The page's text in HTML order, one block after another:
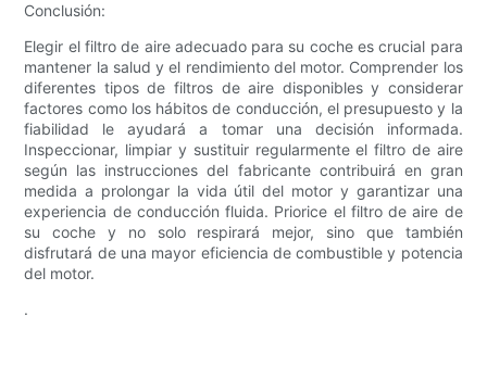
Conclusión:
Elegir el filtro de aire adecuado para su coche es crucial para
mantener la salud y el rendimiento del motor. Comprender los
diferentes tipos de filtros de aire disponibles y considerar
factores como los hábitos de conducción, el presupuesto y la
fiabilidad le ayudará a tomar una decisión informada.
Inspeccionar, limpiar y sustituir regularmente el filtro de aire
según las instrucciones del fabricante contribuirá en gran
medida a prolongar la vida útil del motor y garantizar una
experiencia de conducción fluida. Priorice el filtro de aire de
su coche y no solo respirará mejor, sino que también
disfrutará de una mayor eficiencia de combustible y potencia
del motor.
.